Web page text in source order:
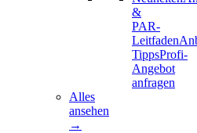
&
PAR-
Leitfaden
TippsProfi-
Angebot
anfragen
Alles
ansehen
→